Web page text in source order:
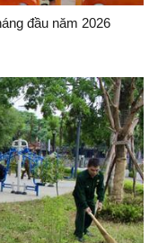
đầu năm 2026